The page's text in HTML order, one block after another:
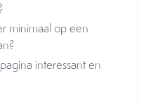
minimaal op een
interessant en